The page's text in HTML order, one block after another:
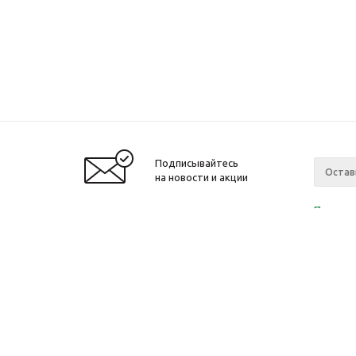
Подписывайтесь
на новости и акции